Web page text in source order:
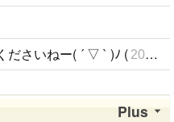
ださいねー( ´ ▽ ` )ﾉ ( 2016.01.09
Plus